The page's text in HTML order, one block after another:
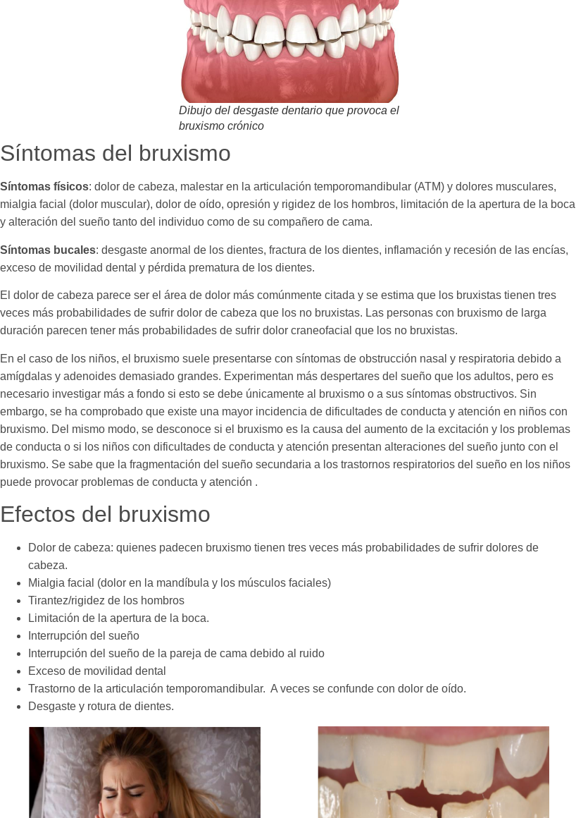
Dibujo del desgaste dentario que provoca el
bruxismo crónico
Síntomas del bruxismo
Síntomas físicos: dolor de cabeza, malestar en la articulación temporomandibular (ATM) y dolores musculares,
mialgia facial (dolor muscular), dolor de oído, opresión y rigidez de los hombros, limitación de la apertura de la boca
y alteración del sueño tanto del individuo como de su compañero de cama.
Síntomas bucales: desgaste anormal de los dientes, fractura de los dientes, inflamación y recesión de las encías,
exceso de movilidad dental y pérdida prematura de los dientes.
El dolor de cabeza parece ser el área de dolor más comúnmente citada y se estima que los bruxistas tienen tres
veces más probabilidades de sufrir dolor de cabeza que los no bruxistas. Las personas con bruxismo de larga
duración parecen tener más probabilidades de sufrir dolor craneofacial que los no bruxistas.
En el caso de los niños, el bruxismo suele presentarse con síntomas de obstrucción nasal y respiratoria debido a
amígdalas y adenoides demasiado grandes. Experimentan más despertares del sueño que los adultos, pero es
necesario investigar más a fondo si esto se debe únicamente al bruxismo o a sus síntomas obstructivos. Sin
embargo, se ha comprobado que existe una mayor incidencia de dificultades de conducta y atención en niños con
bruxismo. Del mismo modo, se desconoce si el bruxismo es la causa del aumento de la excitación y los problemas
de conducta o si los niños con dificultades de conducta y atención presentan alteraciones del sueño junto con el
bruxismo. Se sabe que la fragmentación del sueño secundaria a los trastornos respiratorios del sueño en los niños
puede provocar problemas de conducta y atención .
Efectos del bruxismo
Dolor de cabeza: quienes padecen bruxismo tienen tres veces más probabilidades de sufrir dolores de
cabeza.
Mialgia facial (dolor en la mandíbula y los músculos faciales)
Tirantez/rigidez de los hombros
Limitación de la apertura de la boca.
Interrupción del sueño
Interrupción del sueño de la pareja de cama debido al ruido
Exceso de movilidad dental
Trastorno de la articulación temporomandibular. A veces se confunde con dolor de oído.
Desgaste y rotura de dientes.